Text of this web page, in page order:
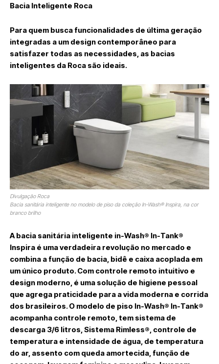
Bacia Inteligente Roca
Para quem busca funcionalidades de última geração
integradas a um design contemporâneo para
satisfazer todas as necessidades, as bacias
inteligentes da Roca são ideais.
Divulgação Roca
Bacia sanitária inteligente no modelo de piso da coleção In-Wash® Inspira, na cor
branco brilho
A bacia sanitária inteligente in-Wash® In-Tank®
Inspira é uma verdadeira revolução no mercado e
combina a função de bacia, bidê e caixa acoplada em
um único produto. Com controle remoto intuitivo e
design moderno, é uma solução de higiene pessoal
que agrega praticidade para a vida moderna e corrida
dos brasileiros. O modelo de piso In-Wash® In-Tank®
acompanha controle remoto, tem sistema de
descarga 3/6 litros, Sistema Rimless®, controle de
temperatura e intensidade de água, de temperatura
do ar, assento com queda amortecida, função de